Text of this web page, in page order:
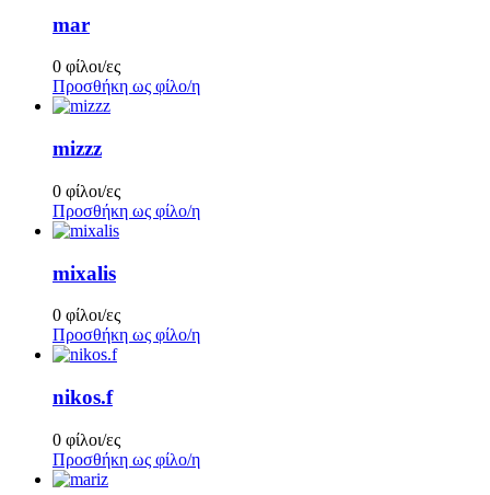
mar
0 φίλοι/ες
Προσθήκη ως φίλο/η
mizzz
0 φίλοι/ες
Προσθήκη ως φίλο/η
mixalis
0 φίλοι/ες
Προσθήκη ως φίλο/η
nikos.f
0 φίλοι/ες
Προσθήκη ως φίλο/η